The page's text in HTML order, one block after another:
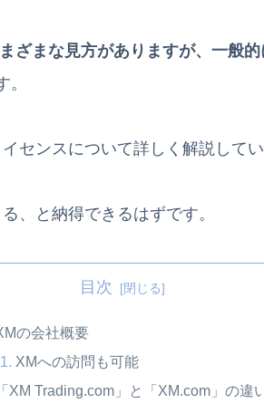
ざまな見方がありますが、一般
。
センスについて詳しく解説してい
、と納得できるはずです。
目次
の会社概要
XMへの訪問も可能
「XM Trading.com」と「XM.com」の違